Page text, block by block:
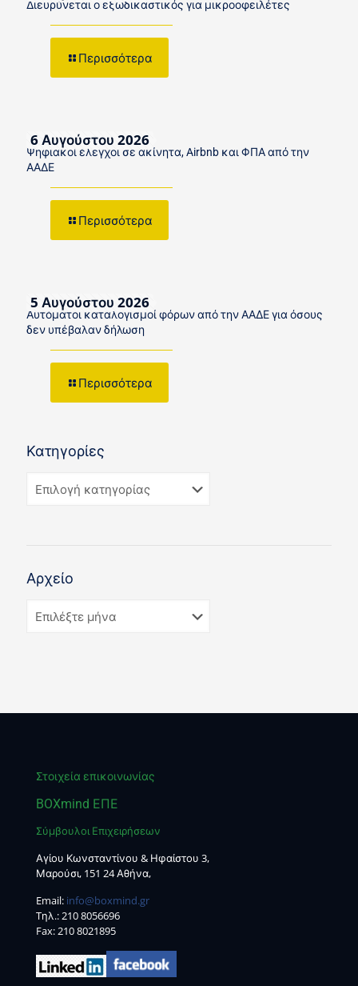
Διευρύνεται ο εξωδικαστικός για μικροοφειλέτες
Περισσότερα
6 Αυγούστου 2026
Ψηφιακοί έλεγχοι σε ακίνητα, Airbnb και ΦΠΑ από την
ΑΑΔΕ
Περισσότερα
5 Αυγούστου 2026
Αυτόματοι καταλογισμοί φόρων από την ΑΑΔΕ για όσους
δεν υπέβαλαν δήλωση
Περισσότερα
Κατηγορίες
Αρχείο
Στοιχεία επικοινωνίας
BOXmind ΕΠΕ
Σύμβουλοι Επιχειρήσεων
Αγίου Κωνσταντίνου & Ηφαίστου 3,
Μαρούσι, 151 24 Αθήνα,
Email: info@boxmind.gr
Tηλ.:210 8056696
Fax: 210 8021895